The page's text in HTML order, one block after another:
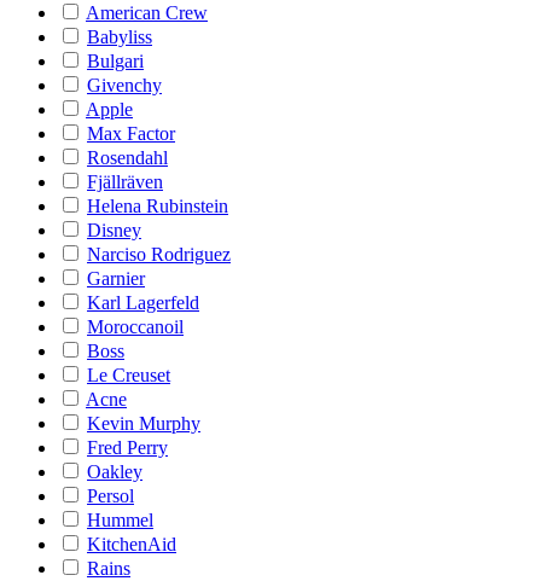
American Crew
Babyliss
Bulgari
Givenchy
Apple
Max Factor
Rosendahl
Fjällräven
Helena Rubinstein
Disney
Narciso Rodriguez
Garnier
Karl Lagerfeld
Moroccanoil
Boss
Le Creuset
Acne
Kevin Murphy
Fred Perry
Oakley
Persol
Hummel
KitchenAid
Rains